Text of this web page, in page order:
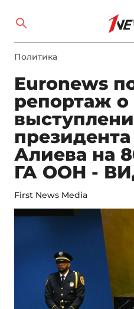
Политика
Euronews
репортаж о
Алиева на
ГА ООН -
First News Media